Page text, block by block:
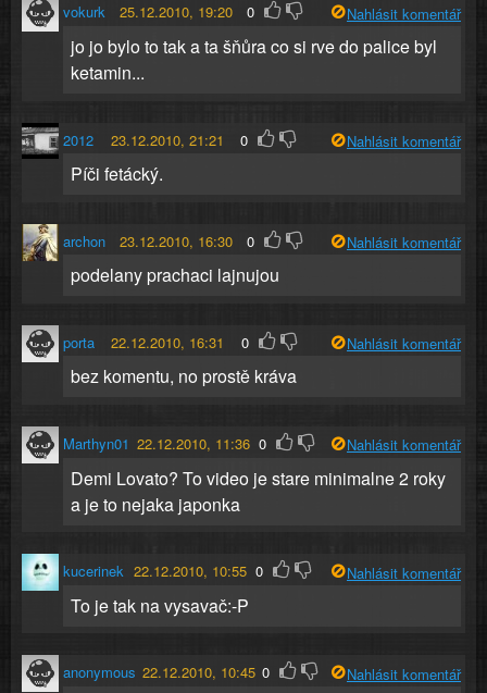
vokurk 25.12.2010, 19:20 0 Nahlásit komentář
jo jo bylo to tak a ta šňůra co si rve do palice byl
ketamin...
2012 23.12.2010, 21:21 0 Nahlásit komentář
Píči fetácký.
archon 23.12.2010, 16:30 0 Nahlásit komentář
podelany prachaci lajnujou
porta 22.12.2010, 16:31 0 Nahlásit komentář
bez komentu, no prostě kráva
Marthyn01 22.12.2010, 11:36 0 Nahlásit komentář
Demi Lovato? To video je stare minimalne 2 roky
a je to nejaka japonka
kucerinek 22.12.2010, 10:55 0 Nahlásit komentář
To je tak na vysavač:-P
anonymous 22.12.2010, 10:45 0 Nahlásit komentář